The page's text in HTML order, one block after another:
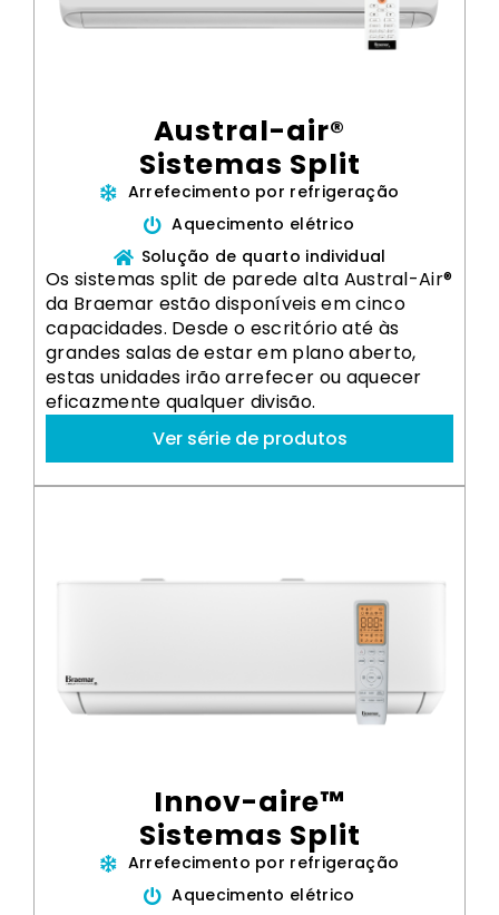
Austral-air®
Sistemas Split
Arrefecimento por refrigeração
Aquecimento elétrico
Solução de quarto individual
Os sistemas split de parede alta Austral-Air®
da Braemar estão disponíveis em cinco
capacidades. Desde o escritório até às
grandes salas de estar em plano aberto,
estas unidades irão arrefecer ou aquecer
eficazmente qualquer divisão.
Ver série de produtos
Innov-aire™
Sistemas Split
Arrefecimento por refrigeração
Aquecimento elétrico